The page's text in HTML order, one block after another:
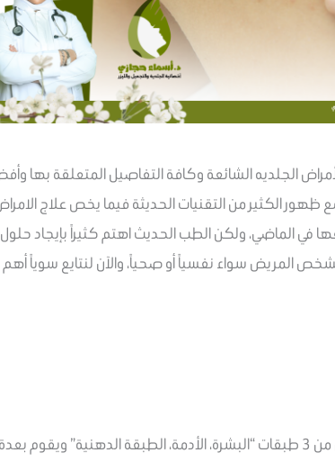
الجلديه الشائعة وكافة التفاصيل المتعلقة بها
الكثير من التقنيات الحديثة فيما يخص علاج
في الماضي، ولكن الطب الحديث اهتم كثيراً بإيجاد
المريض سواء نفسياً أو صحياً، والآن لنتايع سوياً
يعد الجلد هو أكبر عضو في جسم الانسان، ويتكون من 3 طبقات “البشرة، الأدمة، الطبقة الدهنية” ويقوم بعدة